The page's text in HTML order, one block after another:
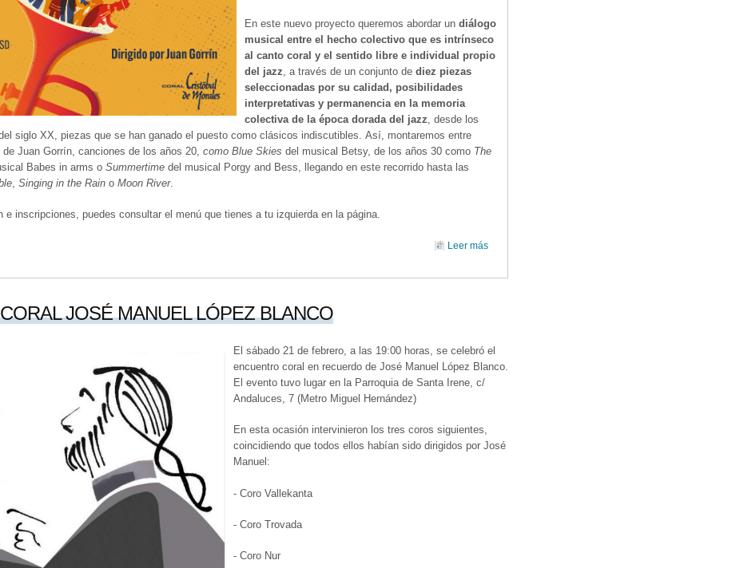
En este nuevo proyecto queremos abordar un diálogo
musical entre el hecho colectivo que es intrínseco
al canto coral y el sentido libre e individual propio
del jazz , a través de un conjunto dediez piezas
seleccionadas por su calidad, posibilidades
interpretativas y permanencia en la memoria
colectiva de la época dorada del jazz , desde los
siglo XX, piezas que se han ganado el puesto como clásicos indiscutibles. Así, montaremos entre
Juan Gorrín, canciones de los años 20, como Blue Skies del musical Betsy, de los años 30 como The
Babes in arms o Summertimedel musical Porgy and Bess, llegando en este recorrido hasta las
, Singing in the Raino Moon River.
e inscripciones, puedes consultar el menú que tienes a tu izquierda en la página.
Leer mássobre TALLER CORAL VIII: A TODO JAZZ!
JOSÉ MANUEL LÓPEZ BLANCO
El sábado 21 de febrero, a las 19:00 horas, se celebró el
encuentro coral en recuerdo de José Manuel López Blanco.
El evento tuvo lugar en la Parroquia de Santa Irene, c/
Andaluces, 7 (Metro Miguel Hernández)
En esta ocasión intervinieron los tres coros siguientes,
coincidiendo que todos ellos habían sido dirigidos por José
Manuel:
- Coro Vallekanta
- Coro Trovada
- Coro Nur